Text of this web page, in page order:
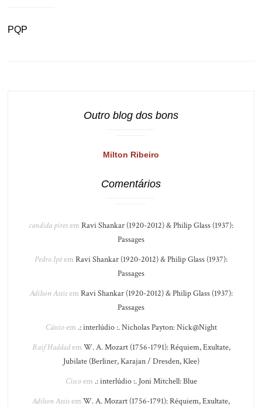
PQP
Outro blog dos bons
Milton Ribeiro
Comentários
candida piresem Ravi Shankar (1920-2012) & Philip Glass (1937):
Passages
Pedro Ipêem Ravi Shankar (1920-2012) & Philip Glass (1937):
Passages
Adilson Assisem Ravi Shankar (1920-2012) & Philip Glass (1937):
Passages
Cássioem .: interlúdio :. Nicholas Payton: Nick@Night
Raif Haddadem W. A. Mozart (1756-1791): Réquiem, Exultate,
Jubilate (Berliner, Karajan / Dresden, Klee)
Ciscoem .: interlúdio :. Joni Mitchell: Blue
Adilson Assisem W. A. Mozart (1756-1791): Réquiem, Exultate,